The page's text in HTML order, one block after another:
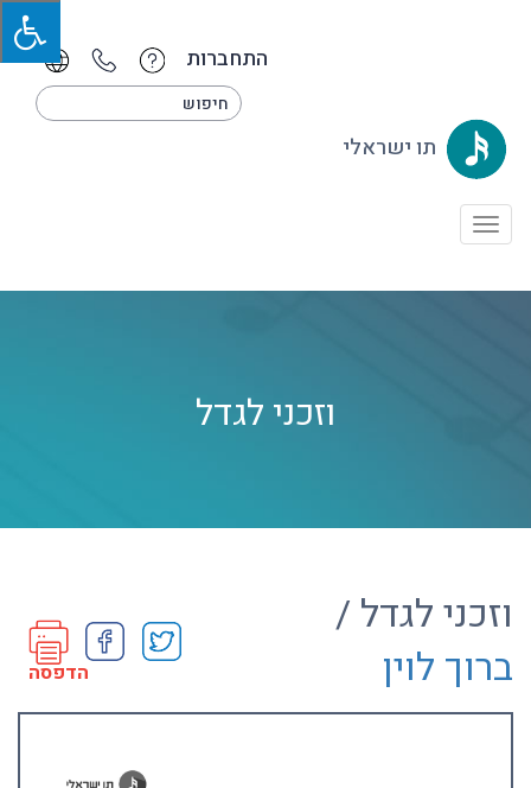
התחברות
תו ישראלי
Toggle
וזכני לגדל
וזכני לגדל /
ברוך לוין
הדפסה